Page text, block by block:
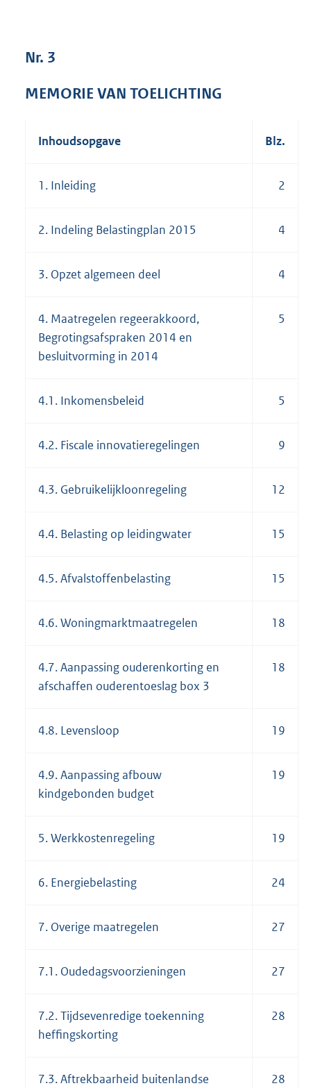
4
Nr. 3
MEMORIE VAN TOELICHTING
Inhoudsopgave Blz.
1. Inleiding 2
2. Indeling Belastingplan 2015 4
3. Opzet algemeen deel 4
4. Maatregelen regeerakkoord,
Begrotingsafspraken 2014 en
besluitvorming in 2014
5
4.1. Inkomensbeleid 5
4.2. Fiscale innovatieregelingen 9
4.3. Gebruikelijkloonregeling 12
4.4. Belasting op leidingwater 15
4.5. Afvalstoffenbelasting 15
4.6. Woningmarktmaatregelen 18
4.7. Aanpassing ouderenkorting en
afschaffen ouderentoeslag box 3
18
4.8. Levensloop 19
4.9. Aanpassing afbouw
kindgebonden budget
19
5. Werkkostenregeling 19
6. Energiebelasting 24
7. Overige maatregelen 27
7.1. Oudedagsvoorzieningen 27
7.2. Tijdsevenredige toekenning
heffingskorting
28
7.3. Aftrekbaarheid buitenlandse
28